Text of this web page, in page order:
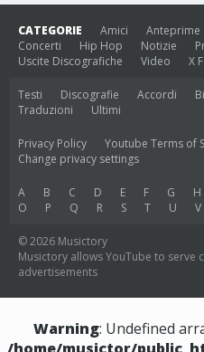
CATEGORIE Amici Anteprime
Concerti
Hip Hop Notizie
Uscite Discografiche
Video X
Testi Discografie Accordi
Traduzioni
Ultimi
Privacy Policy Youtube Terms of
Change privacy settings
A B C D E F G H
O
P Q R S T U V
© 2026 Musictory
Musictory allows YouTube to serve
advertisements
Warning: Undefined